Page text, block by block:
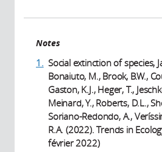
Notes
1. Social extinction of species,
Bonaiuto, M., Brook, B.W.,
Gaston, K.J., Heger, T.,
Meinard, Y., Roberts, D.L.,
Soriano-Redondo, A.,
R.A. (2022). Trends in
février 2022)